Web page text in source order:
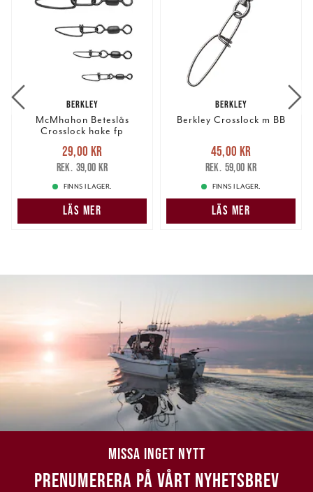
BERKLEY
McMhahon Beteslås
Crosslock hake fp
Nuvarande pris
29,00 krTidigare pris
39,00 kr
29,00 kr
39,00 kr
FINNS I LAGER.
LÄS MER
BERKLEY
Berkley Crosslock m BB
Nuvarande pris
45,00 krTidigare pris
59,00 kr
45,00 kr
59,00 kr
FINNS I LAGER.
LÄS MER
MISSA INGET NYTT
PRENUMERERA PÅ VÅRT NYHETSBREV